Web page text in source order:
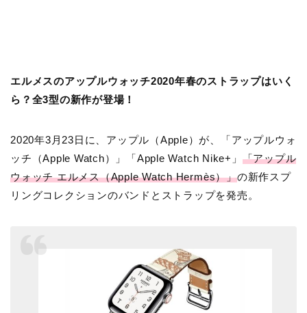
エルメスのアップルウォッチ2020年春のストラップはいく
ら？全3型の新作が登場！
2020年3月23日に、アップル（Apple）が、「アップルウォ
ッチ（Apple Watch）」「Apple Watch Nike+」 「アップル
ウォッチ エルメス（Apple Watch Hermès）」の新作スプ
リングコレクションのバンドとストラップを発売。